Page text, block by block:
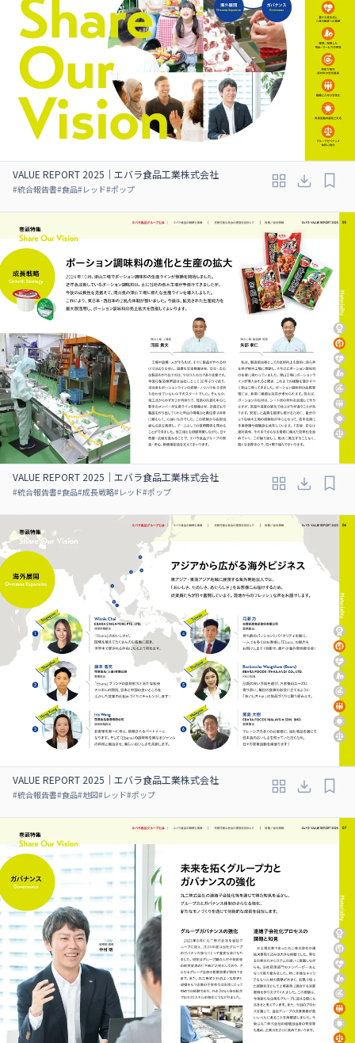
VALUE REPORT 2025｜エバラ食品工業株式会社
#統合報告書#食品#レッド#ポップ
VALUE REPORT 2025｜エバラ食品工業株式会社
#統合報告書#食品#成長戦略#レッド#ポップ
VALUE REPORT 2025｜エバラ食品工業株式会社
#統合報告書#食品#地図#レッド#ポップ